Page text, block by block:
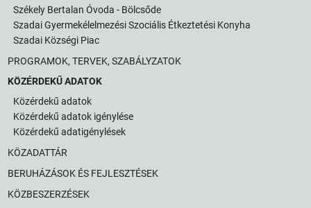
Székely Bertalan Óvoda - Bölcsőde
Szadai Gyermekélelmezési Szociális Étkeztetési Konyha
Szadai Községi Piac
PROGRAMOK, TERVEK, SZABÁLYZATOK
KÖZÉRDEKŰ ADATOK
Közérdekű adatok
Közérdekű adatok igénylése
Közérdekű adatigénylések
KÖZADATTÁR
BERUHÁZÁSOK ÉS FEJLESZTÉSEK
KÖZBESZERZÉSEK